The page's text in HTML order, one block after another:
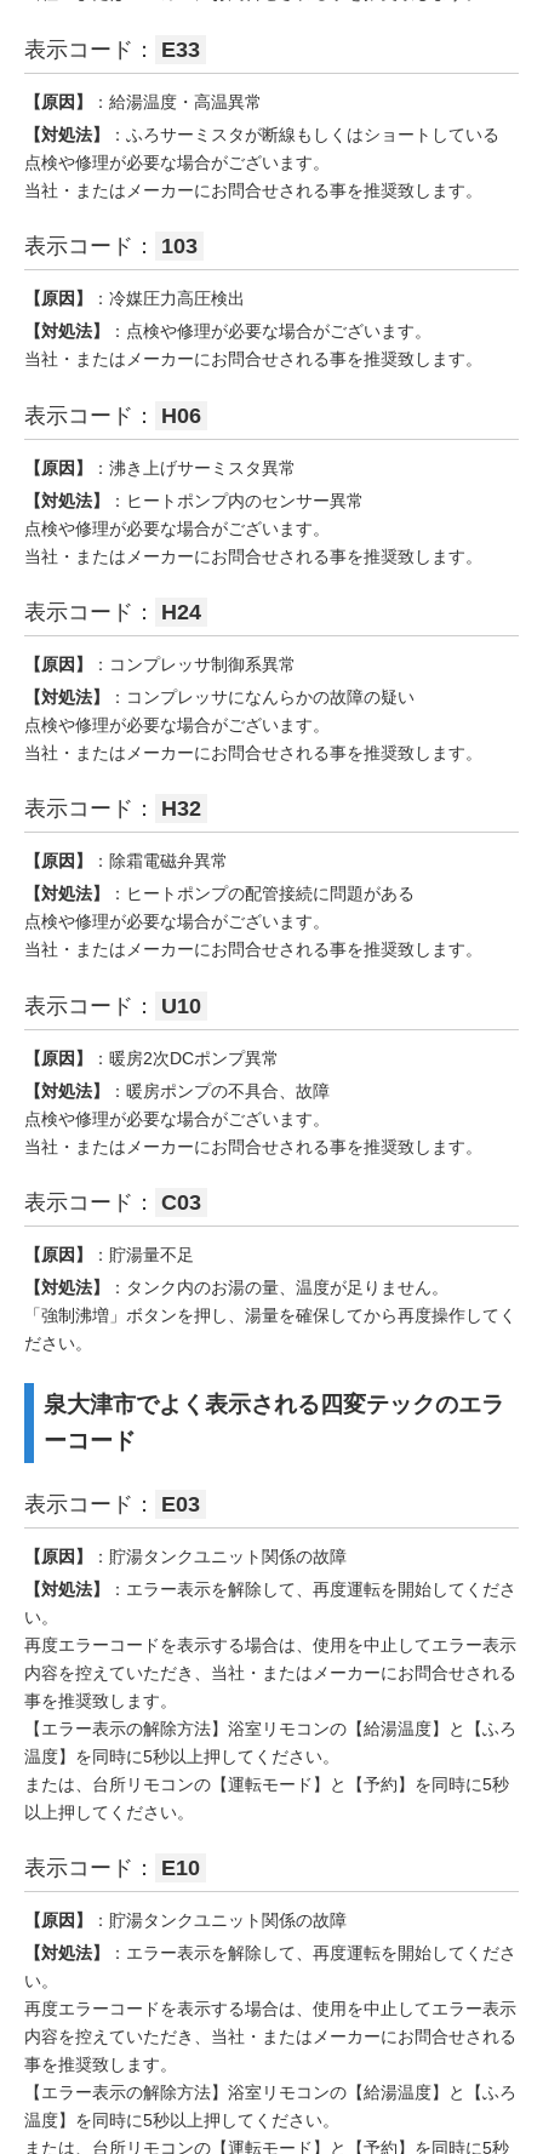
表示コード： E33
【原因】
：給湯温度・高温異常
【対処法】
：ふろサーミスタが断線もしくはショートしている
点検や修理が必要な場合がございます。
当社・またはメーカーにお問合せされる事を推奨致します。
表示コード： 103
【原因】
：冷媒圧力高圧検出
【対処法】
：点検や修理が必要な場合がございます。
当社・またはメーカーにお問合せされる事を推奨致します。
表示コード： H06
【原因】
：沸き上げサーミスタ異常
【対処法】
：ヒートポンプ内のセンサー異常
点検や修理が必要な場合がございます。
当社・またはメーカーにお問合せされる事を推奨致します。
表示コード： H24
【原因】
：コンプレッサ制御系異常
【対処法】
：コンプレッサになんらかの故障の疑い
点検や修理が必要な場合がございます。
当社・またはメーカーにお問合せされる事を推奨致します。
表示コード： H32
【原因】
：除霜電磁弁異常
【対処法】
：ヒートポンプの配管接続に問題がある
点検や修理が必要な場合がございます。
当社・またはメーカーにお問合せされる事を推奨致します。
表示コード： U10
【原因】
：暖房2次DCポンプ異常
【対処法】
：暖房ポンプの不具合、故障
点検や修理が必要な場合がございます。
当社・またはメーカーにお問合せされる事を推奨致します。
表示コード： C03
【原因】
：貯湯量不足
【対処法】
：タンク内のお湯の量、温度が足りません。
「強制沸増」ボタンを押し、湯量を確保してから再度操作してく
ださい。
泉大津市でよく表示される四変テックのエラ
ーコード
表示コード： E03
【原因】
：貯湯タンクユニット関係の故障
【対処法】
：エラー表示を解除して、再度運転を開始してくださ
い。
再度エラーコードを表示する場合は、使用を中止してエラー表示
内容を控えていただき、当社・またはメーカーにお問合せされる
事を推奨致します。
【エラー表示の解除方法】浴室リモコンの【給湯温度】と【ふろ
温度】を同時に5秒以上押してください。
または、台所リモコンの【運転モード】と【予約】を同時に5秒
以上押してください。
表示コード： E10
【原因】
：貯湯タンクユニット関係の故障
【対処法】
：エラー表示を解除して、再度運転を開始してくださ
い。
再度エラーコードを表示する場合は、使用を中止してエラー表示
内容を控えていただき、当社・またはメーカーにお問合せされる
事を推奨致します。
【エラー表示の解除方法】浴室リモコンの【給湯温度】と【ふろ
温度】を同時に5秒以上押してください。
または、台所リモコンの【運転モード】と【予約】を同時に5秒